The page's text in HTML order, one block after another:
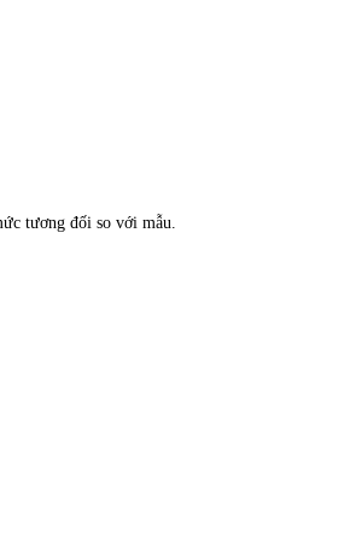
tương đối so với mẫu.